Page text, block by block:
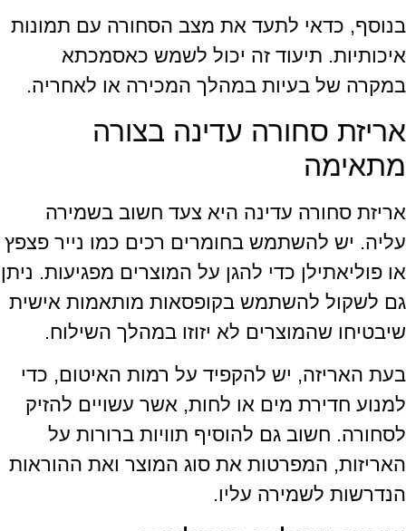
בנוסף, כדאי לתעד את מצב הסחורה עם תמונות
איכותיות. תיעוד זה יכול לשמש כאסמכתא
במקרה של בעיות במהלך המכירה או לאחריה.
אריזת סחורה עדינה בצורה
מתאימה
אריזת סחורה עדינה היא צעד חשוב בשמירה
עליה. יש להשתמש בחומרים רכים כמו נייר פצפץ
או פוליאתילן כדי להגן על המוצרים מפגיעות. ניתן
גם לשקול להשתמש בקופסאות מותאמות אישית
שיבטיחו שהמוצרים לא יזוזו במהלך השילוח.
בעת האריזה, יש להקפיד על רמות האיטום, כדי
למנוע חדירת מים או לחות, אשר עשויים להזיק
לסחורה. חשוב גם להוסיף תוויות ברורות על
האריזות, המפרטות את סוג המוצר ואת ההוראות
הנדרשות לשמירה עליו.